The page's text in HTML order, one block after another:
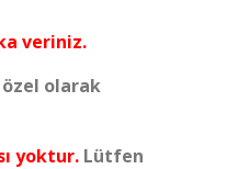
veriniz.
olarak
yoktur. Lütfen